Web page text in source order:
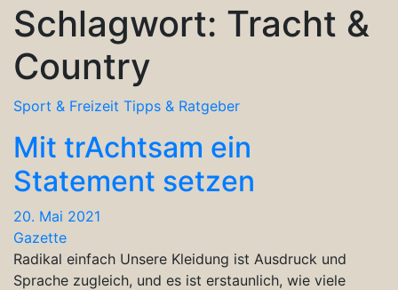
Schlagwort: Tracht &
Country
Sport & Freizeit Tipps & Ratgeber
Mit trAchtsam ein
Statement setzen
20. Mai 2021
Gazette
Radikal einfach Unsere Kleidung ist Ausdruck und
Sprache zugleich, und es ist erstaunlich, wie viele